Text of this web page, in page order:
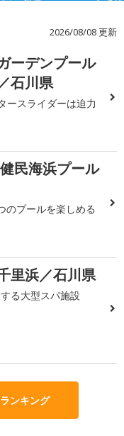
2026/08/08 更新
ーデンプール
石川県
ースライダーは迫力
民海浜プール
のプールを楽しめる
里浜／石川県
る大型スパ施設
ンキング